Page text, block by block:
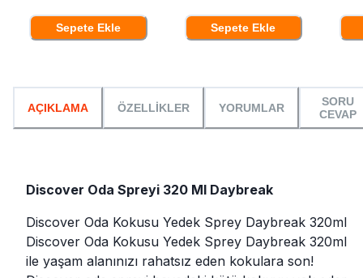
Sepete Ekle Sepete Ekle
AÇIKLAMA ÖZELLİKLER YORUMLAR
SORU
CEVAP
Discover Oda Spreyi 320 Ml Daybreak
Discover Oda Kokusu Yedek Sprey Daybreak 320ml
Discover Oda Kokusu Yedek Sprey Daybreak 320ml
ile yaşam alanınızı rahatsız eden kokulara son!